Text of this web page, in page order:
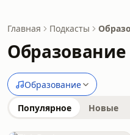
Главная Подкасты
Образование
Популярное Новые